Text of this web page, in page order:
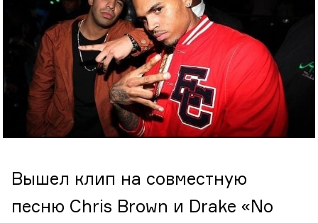
Вышел клип на совместную
песню Chris Brown и Drake «No